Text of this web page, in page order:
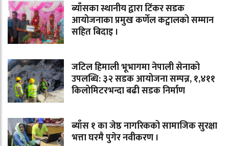
ब्याँसका स्थानीय द्वारा टिंकर सडक
आयोजनाका प्रमुख कर्णेल कट्वालको सम्मान
सहित बिदाइ ।
जटिल हिमाली भूभागमा नेपाली सेनाको
उपलब्धि: ३२ सडक आयोजना सम्पन्न, १,४११
किलोमिटरभन्दा बढी सडक निर्माण
ब्याँस १ का जेष्ठ नागरिकको सामाजिक सुरक्षा
भत्ता घरमै पुगेर नवीकरण ।